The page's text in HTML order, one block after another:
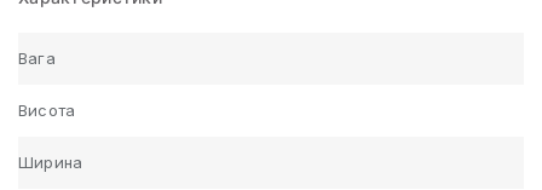
Вага
Висота
Ширина